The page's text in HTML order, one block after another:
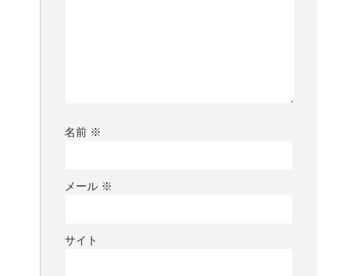
名前 ※
メール ※
サイト